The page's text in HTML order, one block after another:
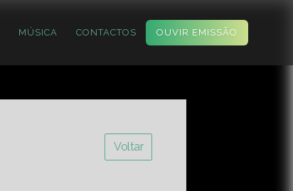
MÚSICA CONTACTOS OUVIR EMISSÃO
Voltar